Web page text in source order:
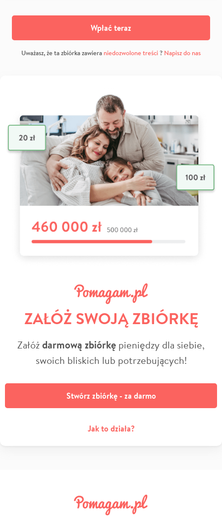
Wpłać teraz
Uważasz, że ta zbiórka zawiera niedozwolone treści? Napisz do nas
ZAŁÓŻ SWOJĄ ZBIÓRKĘ
Załóżdarmową zbiórkę pieniędzy dla siebie,
swoich bliskich lub potrzebujących!
Stwórz zbiórkę - za darmo
Jak to działa?